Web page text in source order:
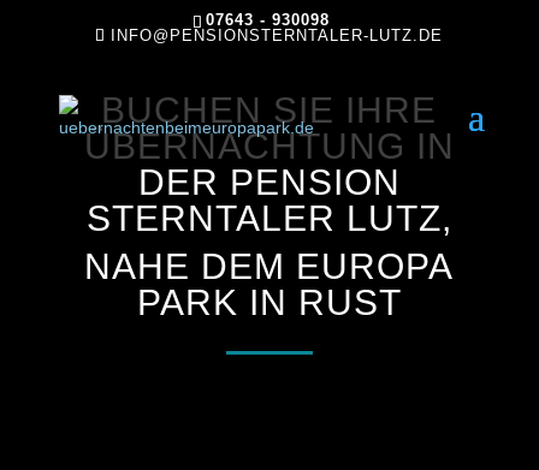
07643 - 930098
INFO@PENSIONSTERNTALER-LUTZ.DE
BUCHEN SIE IHRE
ÜBERNACHTUNG IN
DER PENSION
STERNTALER LUTZ,
NAHE DEM EUROPA
PARK IN RUST